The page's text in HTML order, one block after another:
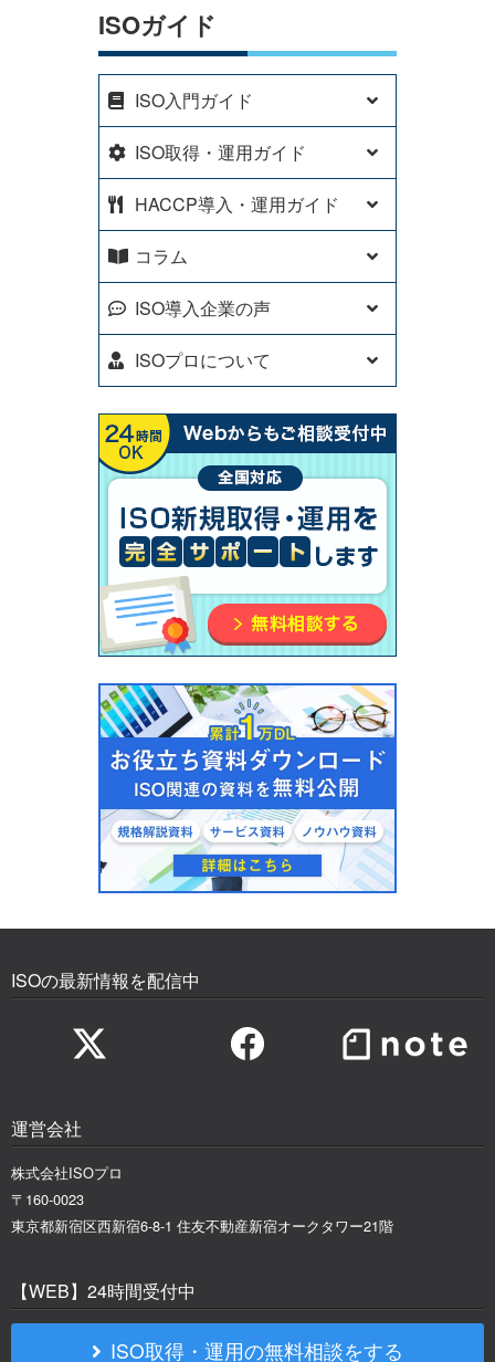
ISOガイド
ISO入門ガイド
ISO取得・運用ガイド
HACCP導入・運用ガイド
コラム
ISO導入企業の声
ISOプロについて
ISOの最新情報を配信中
運営会社
株式会社ISOプロ
〒160-0023
東京都新宿区西新宿6-8-1 住友不動産新宿オークタワー21階
【WEB】24時間受付中
ISO取得・運用の無料相談をする